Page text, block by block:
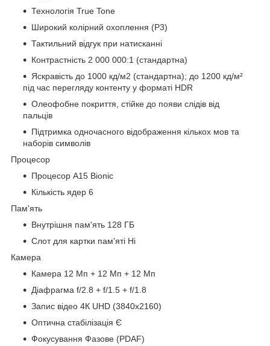
Технологія True Tone
Широкий колірний охоплення (P3)
Тактильний відгук при натисканні
Контрастність 2 000 000:1 (стандартна)
Яскравість до 1000 кд/м2 (стандартна); до 1200 кд/м²
під час перегляду контенту у форматі HDR
Олеофобне покриття, стійке до появи слідів від
пальців
Підтримка одночасного відображення кількох мов та
наборів символів
Процесор
Процесор A15 Bionic
Кількість ядер 6
Пам'ять
Внутрішня пам'ять 128 ГБ
Слот для картки пам'яті Ні
Камера
Камера 12 Мп + 12 Мп + 12 Мп
Діафрагма f/2.8 + f/1.5 + f/1.8
Запис відео 4К UHD (3840x2160)
Оптична стабілізація Є
Фокусування Фазове (PDAF)